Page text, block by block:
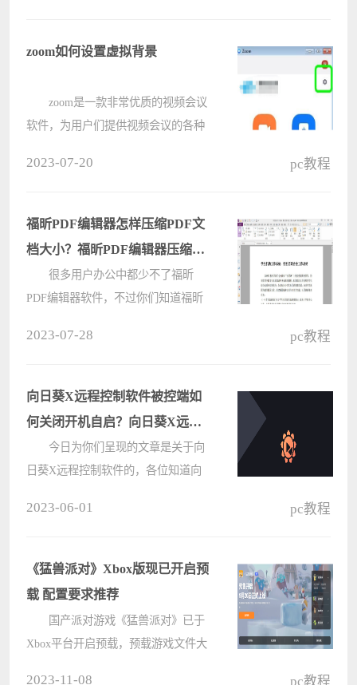
接的通过注册表来取消，下面就让本
zoom如何设置虚拟背景
zoom是一款非常优质的视频会议
软件，为用户们提供视频会议的各种
候，去设置虚拟背景，那么要怎么操
作呢????
2023-07-20 pc教程
福昕PDF编辑器怎样压缩PDF文
档大小？福昕PDF编辑器压缩
PDF文档大小的方法
很多用户办公中都少不了福昕
PDF编辑器软件，不过你们知道福昕
我们一起来下文看看吧。 福昕
PDF编辑????
2023-07-28 pc教程
向日葵X远程控制软件被控端如
何关闭开机自启？向日葵X远程
控制软件被控端关闭开机自启的
方法
今日为你们呈现的文章是关于向
日葵X远程控制软件的，各位知道向
开机自启的方法，让我们一起来下文
看看吧????
2023-06-01 pc教程
《猛兽派对》Xbox版现已开启预
载 配置要求推荐
国产派对游戏《猛兽派对》已于
Xbox平台开启预载，预载游戏文件大
2023-11-08 pc教程